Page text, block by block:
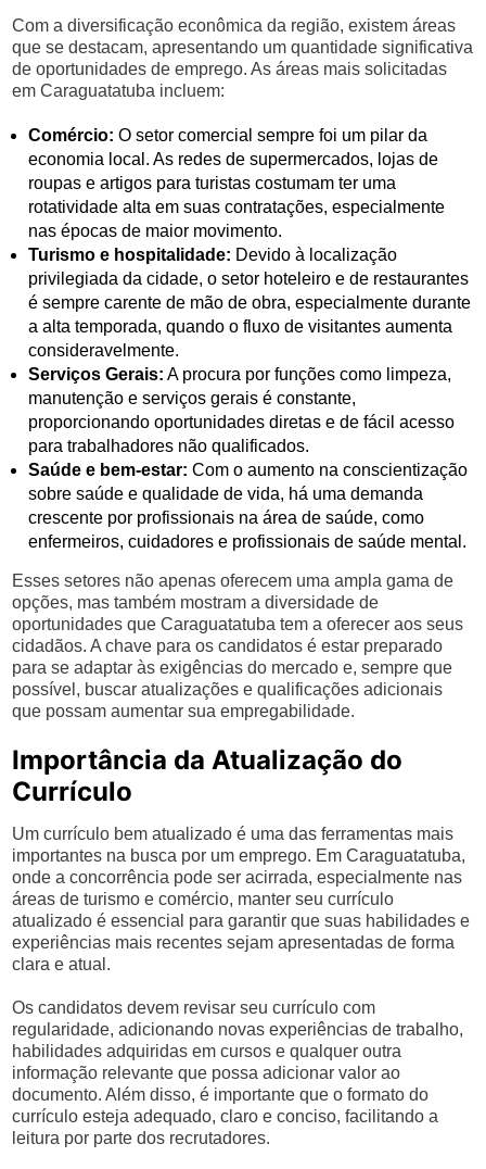
Com a diversificação econômica da região, existem áreas
que se destacam, apresentando um quantidade significativa
de oportunidades de emprego. As áreas mais solicitadas
em Caraguatatuba incluem:
Comércio: O setor comercial sempre foi um pilar da
economia local. As redes de supermercados, lojas de
roupas e artigos para turistas costumam ter uma
rotatividade alta em suas contratações, especialmente
nas épocas de maior movimento.
Turismo e hospitalidade: Devido à localização
privilegiada da cidade, o setor hoteleiro e de restaurantes
é sempre carente de mão de obra, especialmente durante
a alta temporada, quando o fluxo de visitantes aumenta
consideravelmente.
Serviços Gerais: A procura por funções como limpeza,
manutenção e serviços gerais é constante,
proporcionando oportunidades diretas e de fácil acesso
para trabalhadores não qualificados.
Saúde e bem-estar: Com o aumento na conscientização
sobre saúde e qualidade de vida, há uma demanda
crescente por profissionais na área de saúde, como
enfermeiros, cuidadores e profissionais de saúde mental.
Esses setores não apenas oferecem uma ampla gama de
opções, mas também mostram a diversidade de
oportunidades que Caraguatatuba tem a oferecer aos seus
cidadãos. A chave para os candidatos é estar preparado
para se adaptar às exigências do mercado e, sempre que
possível, buscar atualizações e qualificações adicionais
que possam aumentar sua empregabilidade.
Importância da Atualização do
Currículo
Um currículo bem atualizado é uma das ferramentas mais
importantes na busca por um emprego. Em Caraguatatuba,
onde a concorrência pode ser acirrada, especialmente nas
áreas de turismo e comércio, manter seu currículo
atualizado é essencial para garantir que suas habilidades e
experiências mais recentes sejam apresentadas de forma
clara e atual.
Os candidatos devem revisar seu currículo com
regularidade, adicionando novas experiências de trabalho,
habilidades adquiridas em cursos e qualquer outra
informação relevante que possa adicionar valor ao
documento. Além disso, é importante que o formato do
currículo esteja adequado, claro e conciso, facilitando a
leitura por parte dos recrutadores.